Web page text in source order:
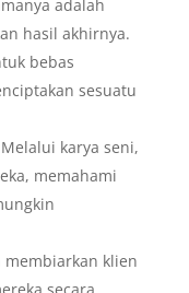
adalah
hasil akhirnya.
bebas
sesuatu
karya seni,
memahami
membiarkan klien